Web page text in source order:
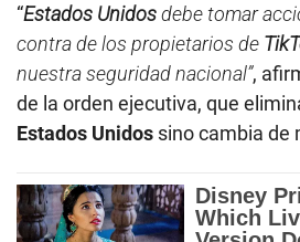
“Estados Unidosdebe tomar
contra de los propietarios de
nuestra seguridad nacional”,
de la orden ejecutiva, que
Estados Unidos sino cambia de